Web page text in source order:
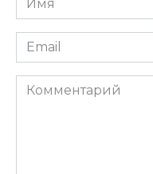
*
Email
*
Комментарий